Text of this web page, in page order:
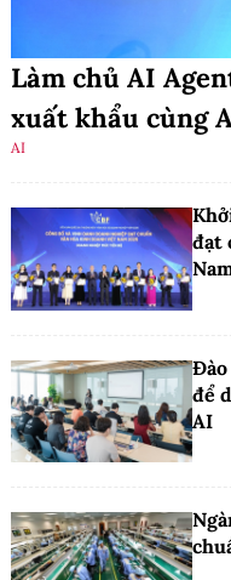
Làm chủ AI
xuất khẩu cùng
AI
đạt
để
AI